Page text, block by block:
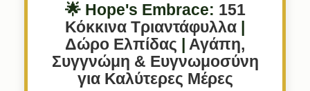
🌟 Hope's Embrace: 151
Κόκκινα Τριαντάφυλλα |
Δώρο Ελπίδας | Αγάπη,
Συγγνώμη & Ευγνωμοσύνη
για Καλύτερες Μέρες